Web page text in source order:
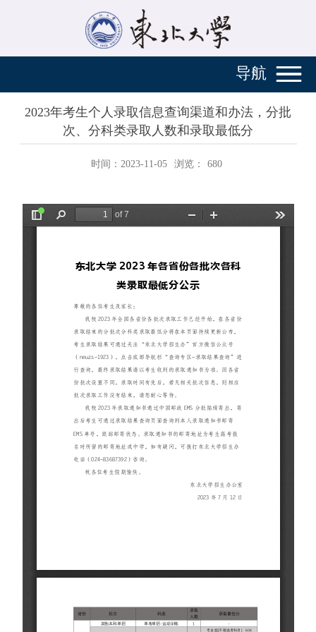
导航
2023年考生个人录取信息查询渠道和办法，分批
次、分科类录取人数和录取最低分
时间：2023-11-05 浏览： 680